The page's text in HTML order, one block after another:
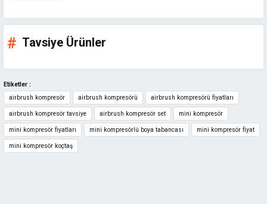
Tavsiye Ürünler
Etiketler :
airbrush kompresör
airbrush kompresörü airbrush kompresörü fiyatları
airbrush kompresör tavsiye airbrush kompresör set mini kompresör
mini kompresör fiyatları mini kompresörlü boya tabancası mini kompresör fiyat
mini kompresör koçtaş